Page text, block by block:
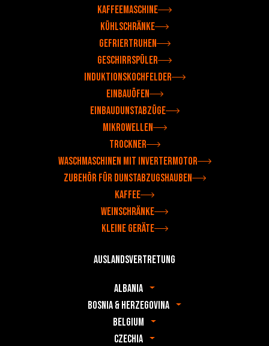
Kaffeemaschine
Kühlschränke
Gefriertruhen
Geschirrspüler
Induktionskochfelder
Einbauöfen
Einbaudunstabzüge
Mikrowellen
Trockner
Waschmaschinen mit Invertermotor
Zubehör für Dunstabzugshauben
Kaffee
Weinschränke
Kleine Geräte
Auslandsvertretung
Albania
Bosnia & Herzegovina
Belgium
Czechia